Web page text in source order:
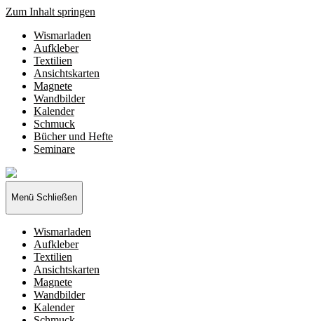
Zum Inhalt springen
Wismarladen
Aufkleber
Textilien
Ansichtskarten
Magnete
Wandbilder
Kalender
Schmuck
Bücher und Hefte
Seminare
Wismarladen
-
deine
Produzentengemeinschaft
Menü Schließen
Wismarladen
Aufkleber
Textilien
Ansichtskarten
Magnete
Wandbilder
Kalender